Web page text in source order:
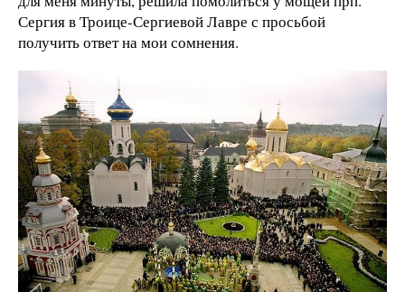
Сергия в Троице-Сергиевой Лавре с просьбой
получить ответ на мои сомнения.